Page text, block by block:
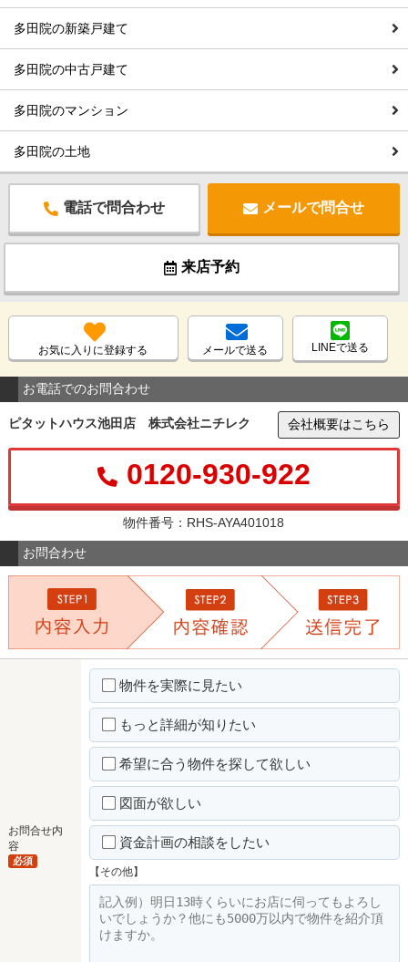
多田院の新築戸建て
多田院の中古戸建て
多田院のマンション
多田院の土地
電話で問合わせ メールで問合せ
来店予約
お気に入りに登録する メールで送る LINEで送る
お電話でのお問合わせ
ピタットハウス池田店 株式会社ニチレク 会社概要はこちら
0120-930-922
物件番号：RHS-AYA401018
お問合わせ
お問合せ内
容
必須
物件を実際に見たい
もっと詳細が知りたい
希望に合う物件を探して欲しい
図面が欲しい
資金計画の相談をしたい
【その他】